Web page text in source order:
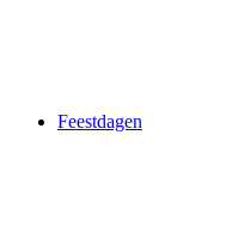
Feestdagen